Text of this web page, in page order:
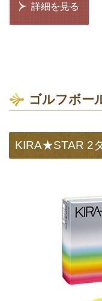
詳細を見る
ゴルフボー
KIRA★STAR 2